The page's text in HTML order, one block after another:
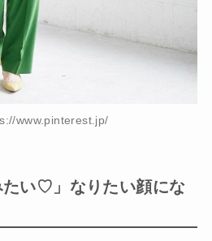
www.pinterest.jp/
たい♡」なりたい顔にな